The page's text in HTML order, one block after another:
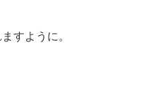
すように。